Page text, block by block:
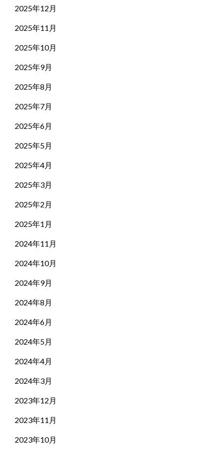
2025年12月
2025年11月
2025年10月
2025年9月
2025年8月
2025年7月
2025年6月
2025年5月
2025年4月
2025年3月
2025年2月
2025年1月
2024年11月
2024年10月
2024年9月
2024年8月
2024年6月
2024年5月
2024年4月
2024年3月
2023年12月
2023年11月
2023年10月